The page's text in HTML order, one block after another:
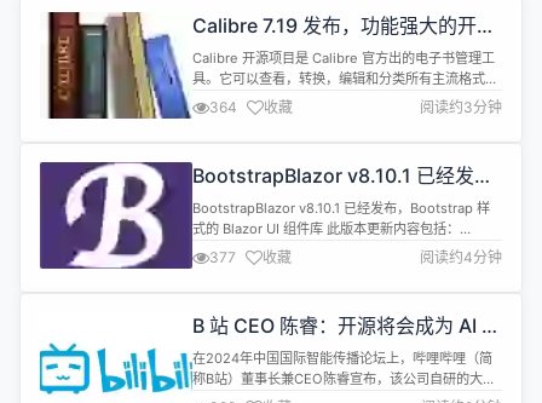
性，成为主流数据库类型。 先来看一张数据库发展史
图鉴： 随之高并发大数据...
Calibre 7.19 发布，功能强大的开源
电子书工具
Calibre 开源项目是 Calibre 官方出的电子书管理工
具。它可以查看，转换，编辑和分类所有主流格式的
电子书。Calibre 是个跨平台软件，可以在 Linux、
Windows 和 macOS 上运行。 Calibre 7.19 现已正
式发布，此次更新内容如下： 新功能 E-book
半 PDF...
364 收藏 阅读约3分钟
BootstrapBlazor v8.10.1 已经发
布，Bootstrap 样式的 Blazor UI 组
件库
BootstrapBlazor v8.10.1 已经发布，Bootstrap 样
式的 Blazor UI 组件库 此版本更新内容包括：
Release 2024-9-27 V8.10.1 Bugs
fix(PopConfirmButton): 修复表格行内删除按钮确
认框无法关闭问题 by @ArgoZhang in
377 收藏 阅读约4分钟
B 站 CEO 陈睿：开源将会成为 AI 中
的主流
在2024年中国国际智能传播论坛上，哔哩哔哩（简
称B站）董事长兼CEO陈睿宣布，该公司自研的大语
言模型“index”已成功上线，并应用于AI字幕功能。